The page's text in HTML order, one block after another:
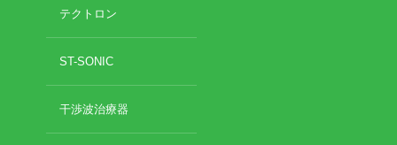
テクトロン
ST-SONIC
干渉波治療器